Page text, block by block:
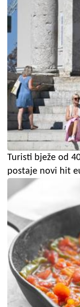
Turisti bježe od
postaje novi hit